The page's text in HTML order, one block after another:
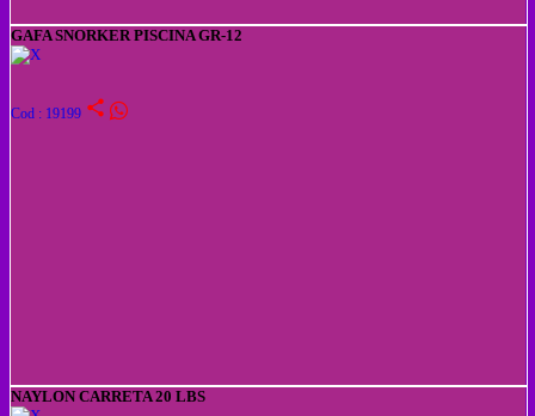
GAFA SNORKER PISCINA GR-12
Cod : 19199 share
NAYLON CARRETA 20 LBS